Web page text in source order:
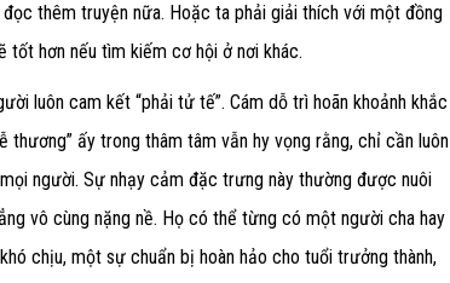
thêm truyện nữa. Hoặc ta phải giải thích với một đồng
tốt hơn nếu tìm kiếm cơ hội ở nơi khác.
luôn cam kết “phải tử tế”. Cám dỗ trì hoãn khoảnh khắc
thương” ấy trong thâm tâm vẫn hy vọng rằng, chỉ cần luôn
người. Sự nhạy cảm đặc trưng này thường được nuôi
vô cùng nặng nề. Họ có thể từng có một người cha hay
chịu, một sự chuẩn bị hoàn hảo cho tuổi trưởng thành,